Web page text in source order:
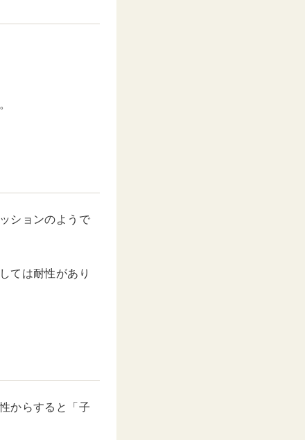
ションのようで
ては耐性があり
からすると「子